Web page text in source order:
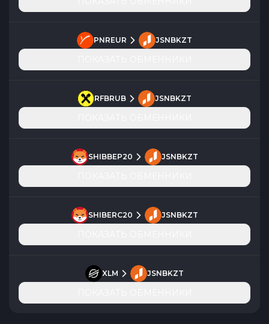
PNREUR JSNBKZT
RFBRUB JSNBKZT
SHIBBEP20 JSNBKZT
SHIBERC20 JSNBKZT
XLM JSNBKZT